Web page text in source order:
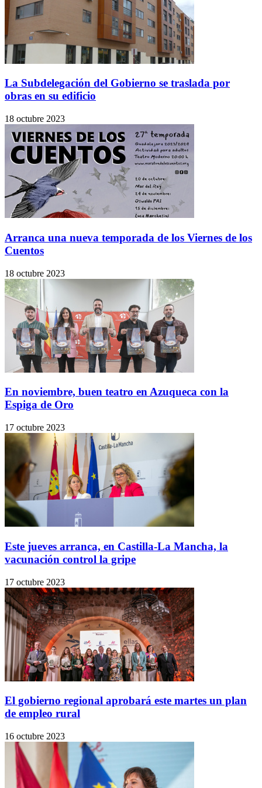
La Subdelegación del Gobierno se traslada por
obras en su edificio
18 octubre 2023
Arranca una nueva temporada de los Viernes de los
Cuentos
18 octubre 2023
En noviembre, buen teatro en Azuqueca con la
Espiga de Oro
17 octubre 2023
Este jueves arranca, en Castilla-La Mancha, la
vacunación control la gripe
17 octubre 2023
El gobierno regional aprobará este martes un plan
de empleo rural
16 octubre 2023